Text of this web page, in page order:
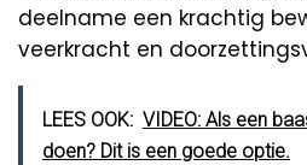
deelname een krachtig
veerkracht en
LEES OOK: VIDEO: Als een
doen? Dit is een goede optie.